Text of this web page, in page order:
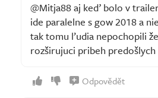
@Mitja88 aj keď bolo v
ide paralelne s gow 2018 a
tak tomu ľudia nepochopili
rozširujuci pribeh
Odpovědět